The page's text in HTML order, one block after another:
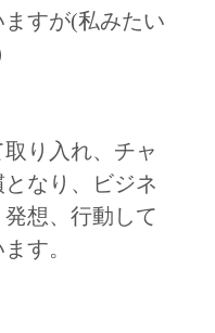
すが(私みたい
り入れ、チャ
なり、ビジネ
想、行動して
す。